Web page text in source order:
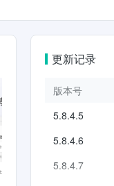
更新记录
版本号
5.8.4.5
5.8.4.6
5.8.4.7